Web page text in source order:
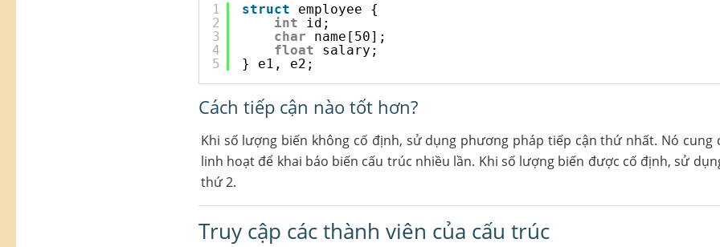
1
2
3
4
5
struct
employee {
int
id;
char
name[50];
float
salary;
} e1, e2;
Cách tiếp cận nào tốt hơn?
Khi số lượng biến không cố định, sử dụng phương pháp tiếp cận thứ nhất. Nó cung
linh hoạt để khai báo biến cấu trúc nhiều lần. Khi số lượng biến được cố định, sử
thứ 2.
Truy cập các thành viên của cấu trúc